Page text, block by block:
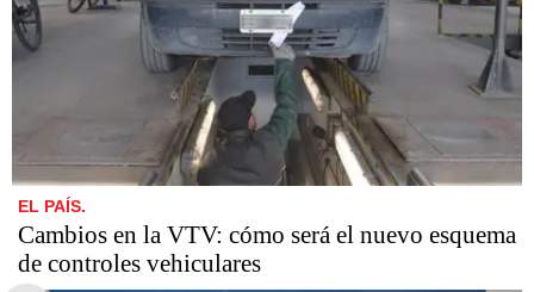
EL PAÍS.
Cambios en la VTV: cómo será el nuevo esquema
de controles vehiculares